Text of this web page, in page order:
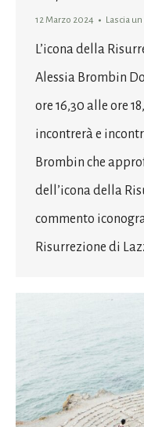
12 Marzo 2024 Lascia
L’icona della
Alessia Brombin
ore 16,30 alle ore
incontrerà e
Brombin che
dell’icona della
commento
Risurrezione di